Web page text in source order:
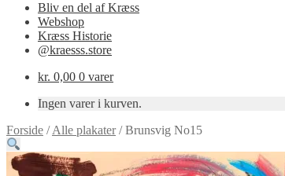
Bliv en del af Kræss
Webshop
Kræss Historie
@kraesss.store
kr. 0,00 0 varer
Ingen varer i kurven.
Forside /Alle plakater/Brunsvig No15